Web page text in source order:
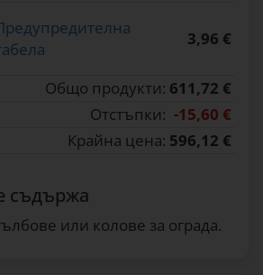
3,96 €
Общо продукти: 611,72 €
Отстъпки: -15,60 €
Крайна цена: 596,12 €
съдържа
или колове за ограда.